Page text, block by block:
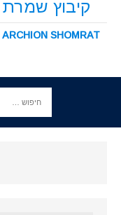
קיבוץ שמרת KIBBUTZ SHOMRAT